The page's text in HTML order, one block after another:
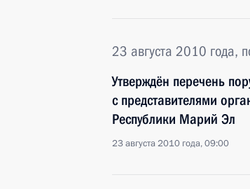
23 августа 2010 года,
Утверждён перечень
с представителями
Республики Марий Эл
23 августа 2010 года, 09:00